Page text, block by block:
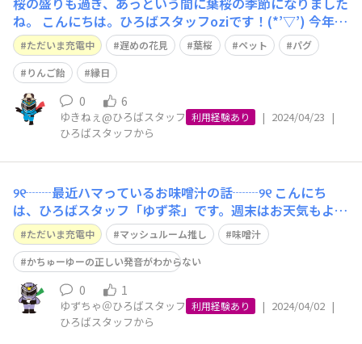
ね。 こんにちは。ひろばスタッフoziです！(*’▽’) 今年は
花見に行くのが少し遅れてしまい、満開を逃してしまいま
したが、それでも春を感じることができ、やっぱりお花見
は毎年行きたいものだと感じました！ さて先日、出先の
商店街で「りんご飴」
ただいま充電中 遅めの花見 葉桜 ペット
パグ
りんご飴
縁日
0 6
ゆきねぇ@ひろばスタッフ 利用経験あり | 2024/04/23 |
ひろばスタッフから
୨୧┈┈最近ハマっているお味噌汁の話┈┈୨୧ こんにち
は、ひろばスタッフ「ゆず茶」です。週末はお天気もよく
て油断してると日焼けしそうなくらいの日差しでしたね。
お花見に行かれた方も多かったのではないかと思います。
個人的には厚着しなくなる、それだけで何だか心もふわり
と軽くなるようでウキウキします♪
ただいま充電中 マッシュルーム推し
味噌汁
かちゅーゆーの正しい発音がわからない
0 1
ゆずちゃ＠ひろばスタッフ 利用経験あり | 2024/04/02 |
ひろばスタッフから